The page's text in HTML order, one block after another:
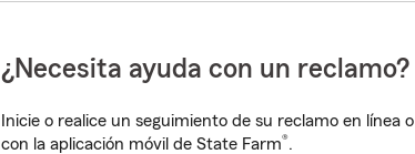
¿Necesita ayuda con un reclamo?
Inicie o realice un seguimiento de su reclamo en línea o
con la aplicación móvil de State Farm®.